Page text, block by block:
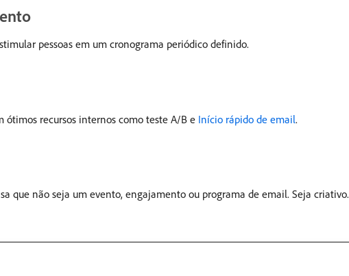
pessoas em um cronograma periódico definido.
ótimos recursos internos como teste A/B e Início rápido de email.
que não seja um evento, engajamento ou programa de email. Seja criativo.